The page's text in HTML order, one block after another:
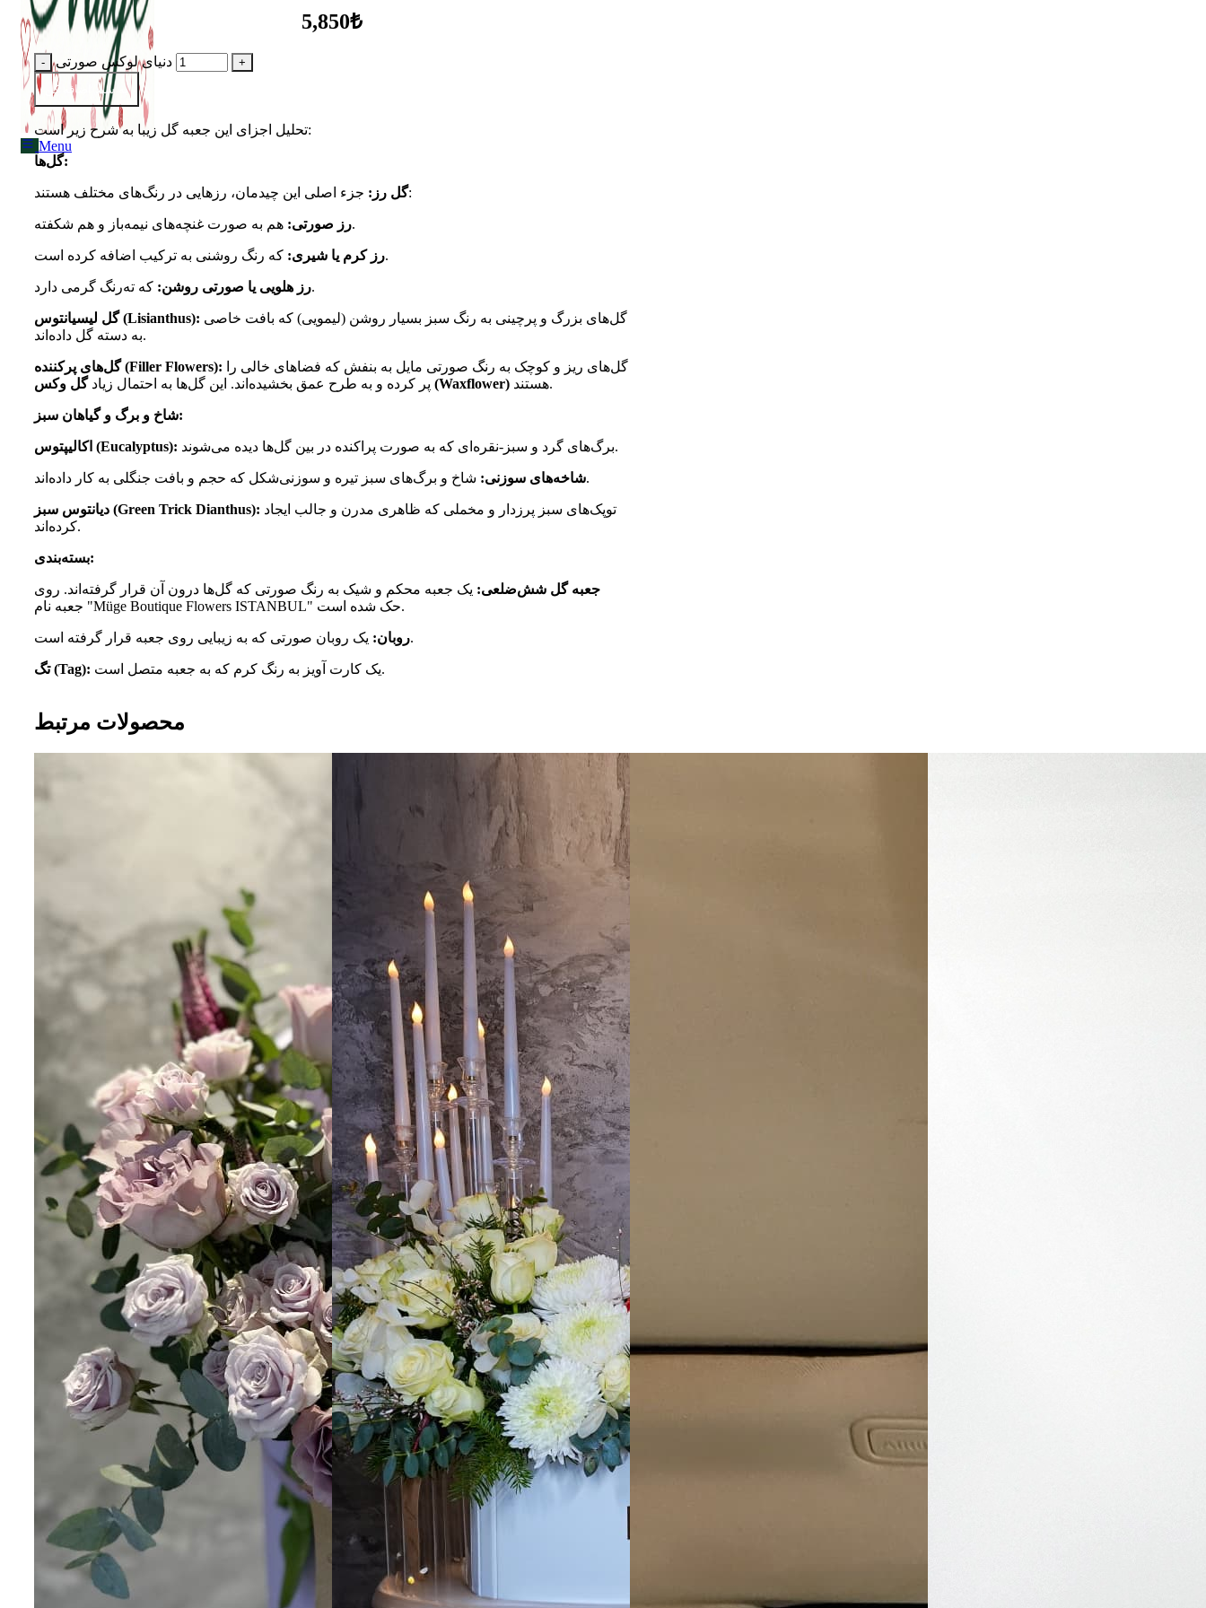
Menu
Menu
5,850₺
دنیای لوکس صورتی
به سبد اضافه کن
تحلیل اجزای این جعبه گل زیبا به شرح زیر است:
گل‌ها:
گل رز:جزء اصلی این چیدمان، رزهایی در رنگ‌های مختلف هستند:
رز صورتی:هم به صورت غنچه‌های نیمه‌باز و هم شکفته.
رز کرم یا شیری:که رنگ روشنی به ترکیب اضافه کرده است.
رز هلویی یا صورتی روشن:که ته‌رنگ گرمی دارد.
گل لیسیانتوس (Lisianthus):
به دسته گل داده‌اند.
گل‌های پرکننده (Filler Flowers):
پر کرده و به طرح عمق بخشیده‌اند. این گل‌ها به احتمال زیاد گل وکس (Waxflower) هستند.
شاخ و برگ و گیاهان سبز:
اکالیپتوس (Eucalyptus): برگ‌های گرد و سبز-نقره‌ای که به صورت پراکنده در بین گل‌ها دیده می‌شوند.
شاخه‌های سوزنی:شاخ و برگ‌های سبز تیره و سوزنی‌شکل که حجم و بافت جنگلی به کار داده‌اند.
دیانتوس سبز (Green Trick Dianthus):
کرده‌اند.
بسته‌بندی:
جعبه گل شش‌ضلعی: یک جعبه محکم و شیک به رنگ صورتی که گل‌ها درون آن قرار گرفته‌اند. روی
جعبه نام "Müge Boutique Flowers ISTANBUL" حک شده است.
روبان:یک روبان صورتی که به زیبایی روی جعبه قرار گرفته است.
تگ (Tag): یک کارت آویز به رنگ کرم که به جعبه متصل است.
محصولات مرتبط